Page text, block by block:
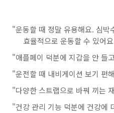
"운동할 때 정말 유용해요. 심박
효율적으로 운동할 수 있어
"애플페이 덕분에 지갑을 안 들
"운전할 때 내비게이션 보기 편
"다양한 스트랩으로 바꿔 끼는
"건강 관리 기능 덕분에 건강에